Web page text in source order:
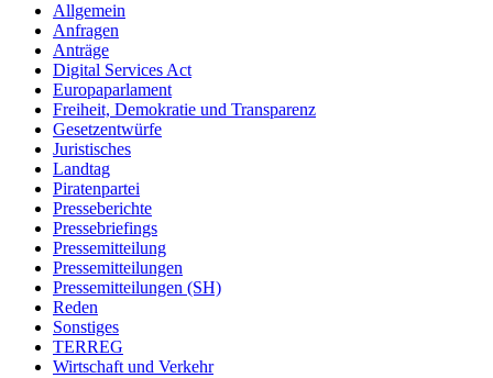
Allgemein
Anfragen
Anträge
Digital Services Act
Europaparlament
Freiheit, Demokratie und Transparenz
Gesetzentwürfe
Juristisches
Landtag
Piratenpartei
Presseberichte
Pressebriefings
Pressemitteilung
Pressemitteilungen
Pressemitteilungen (SH)
Reden
Sonstiges
TERREG
Wirtschaft und Verkehr